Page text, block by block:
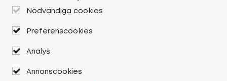
Nödvändiga cookies
Preferenscookies
Analys
Annonscookies